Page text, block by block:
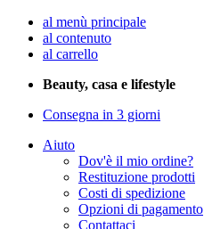
al menù principale
al contenuto
al carrello
Beauty, casa e lifestyle
Consegna in 3 giorni
Aiuto
Dov'è il mio ordine?
Restituzione prodotti
Costi di spedizione
Opzioni di pagamento
Contattaci